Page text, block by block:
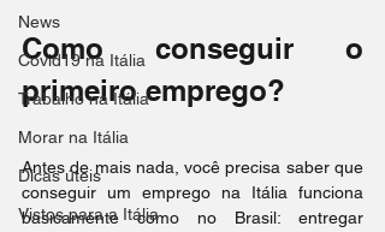
News
Covid19 na Itália
Trabalho na Itália
Morar na Itália
Dicas úteis
Vistos para a Itália
Como conseguir o
primeiro emprego?
Antes de mais nada, você precisa saber que
conseguir um emprego na Itália funciona
basicamente como no Brasil: entregar